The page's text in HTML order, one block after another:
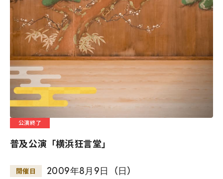
公演終了
普及公演「横浜狂言堂」
開催日 2009年8月 9日 （日）